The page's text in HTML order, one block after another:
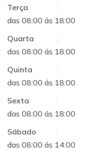
Terça
:
das 08:00 ás 18:00
Quarta
:
das 08:00 ás 18:00
Quinta
:
das 08:00 ás 18:00
Sexta
:
das 08:00 ás 18:00
Sábado
:
das 08:00 ás 14:00